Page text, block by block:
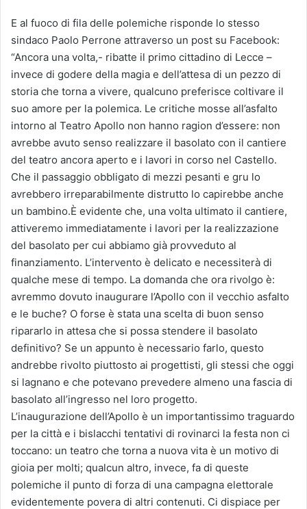
E al fuoco di fila delle polemiche risponde lo stesso
sindaco Paolo Perrone attraverso un post su Facebook:
“Ancora una volta,- ribatte il primo cittadino di Lecce –
invece di godere della magia e dell’attesa di un pezzo di
storia che torna a vivere, qualcuno preferisce coltivare il
suo amore per la polemica. Le critiche mosse all’asfalto
intorno al Teatro Apollo non hanno ragion d’essere: non
avrebbe avuto senso realizzare il basolato con il cantiere
del teatro ancora aperto e i lavori in corso nel Castello.
Che il passaggio obbligato di mezzi pesanti e gru lo
avrebbero irreparabilmente distrutto lo capirebbe anche
un bambino.È evidente che, una volta ultimato il cantiere,
attiveremo immediatamente i lavori per la realizzazione
del basolato per cui abbiamo già provveduto al
finanziamento. L’intervento è delicato e necessiterà di
qualche mese di tempo. La domanda che ora rivolgo è:
avremmo dovuto inaugurare l’Apollo con il vecchio asfalto
e le buche? O forse è stata una scelta di buon senso
ripararlo in attesa che si possa stendere il basolato
definitivo? Se un appunto è necessario farlo, questo
andrebbe rivolto piuttosto ai progettisti, gli stessi che oggi
si lagnano e che potevano prevedere almeno una fascia di
basolato all’ingresso nel loro progetto.
L’inaugurazione dell’Apollo è un importantissimo traguardo
per la città e i bislacchi tentativi di rovinarci la festa non ci
toccano: un teatro che torna a nuova vita è un motivo di
gioia per molti; qualcun altro, invece, fa di queste
polemiche il punto di forza di una campagna elettorale
evidentemente povera di altri contenuti. Ci dispiace per